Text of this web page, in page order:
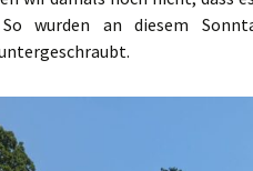
wurden an diesem